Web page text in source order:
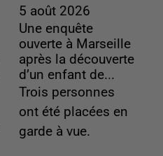
5 août 2026
Une enquête
ouverte à Marseille
après la découverte
d’un enfant de...
Trois personnes
ont été placées en
garde à vue.